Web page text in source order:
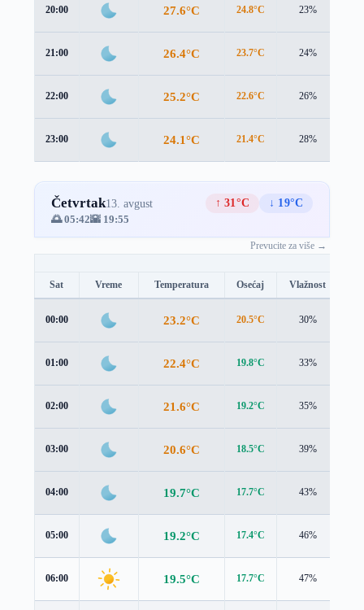
20:00 27.6°C 24.8°C 23%
21:00 26.4°C 23.7°C 24%
22:00 25.2°C 22.6°C 26%
23:00 24.1°C 21.4°C 28%
Četvrtak13. avgust ↑ 31°C
↓ 19°C
🌅 05:42🌇 19:55
Prevucite za više →
Sat Vreme Temperatura Osećaj Vlažnost
00:00 23.2°C 20.5°C 30%
01:00 22.4°C 19.8°C 33%
02:00 21.6°C 19.2°C 35%
03:00 20.6°C 18.5°C 39%
04:00 19.7°C 17.7°C 43%
05:00 19.2°C 17.4°C 46%
06:00 19.5°C 17.7°C 47%